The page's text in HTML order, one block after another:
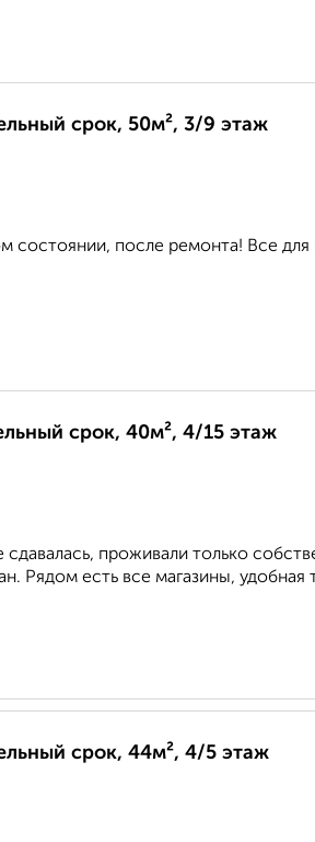
срок, 50м², 3/9 этаж
состоянии, после ремонта! Все
срок, 40м², 4/15 этаж
сдавалась, проживали только
Рядом есть все магазины, удобная
срок, 44м², 4/5 этаж